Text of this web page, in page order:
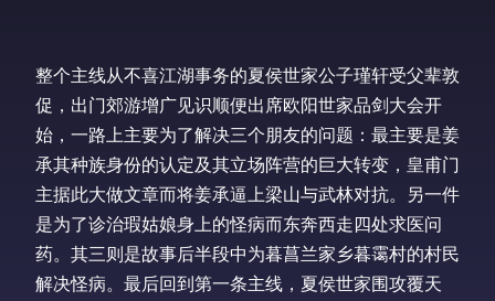
整个主线从不喜江湖事务的夏侯世家公子瑾轩受父辈敦
促，出门郊游增广见识顺便出席欧阳世家品剑大会开
始，一路上主要为了解决三个朋友的问题：最主要是姜
承其种族身份的认定及其立场阵营的巨大转变，皇甫门
主据此大做文章而将姜承逼上梁山与武林对抗。另一件
是为了诊治瑕姑娘身上的怪病而东奔西走四处求医问
药。其三则是故事后半段中为暮菖兰家乡暮霭村的村民
解决怪病。最后回到第一条主线，夏侯世家围攻覆天